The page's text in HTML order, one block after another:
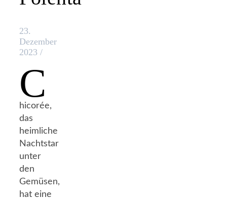
23.
Dezember
2023 /
C
hicorée,
das
heimliche
Nachtstar
unter
den
Gemüsen,
hat eine